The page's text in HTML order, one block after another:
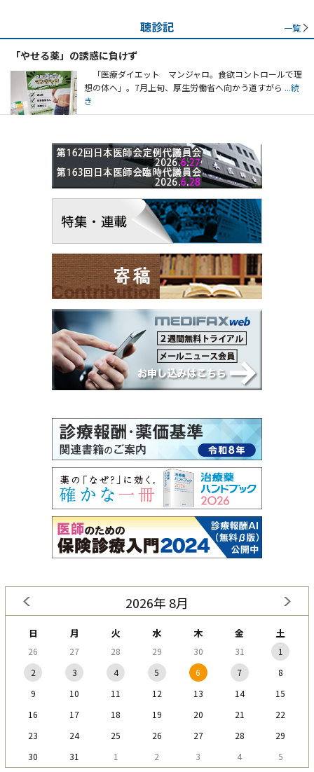
聴診記 一覧
「やせる薬」の誘惑に負けず
「医療ダイエット マンジャロ。食欲コントロールで理
想の体へ」。7月上旬、厚生労働省へ向かう道すがら ...続
き
2026年 8月
日 月 火 水 木 金 土
26 27 28 29 30 31
1
2
3 4 5 6 7
8
9
10 11 12 13 14
15
16
17 18 19 20 21
22
23
24 25 26 27 28
29
30
31 1 2 3 4 5